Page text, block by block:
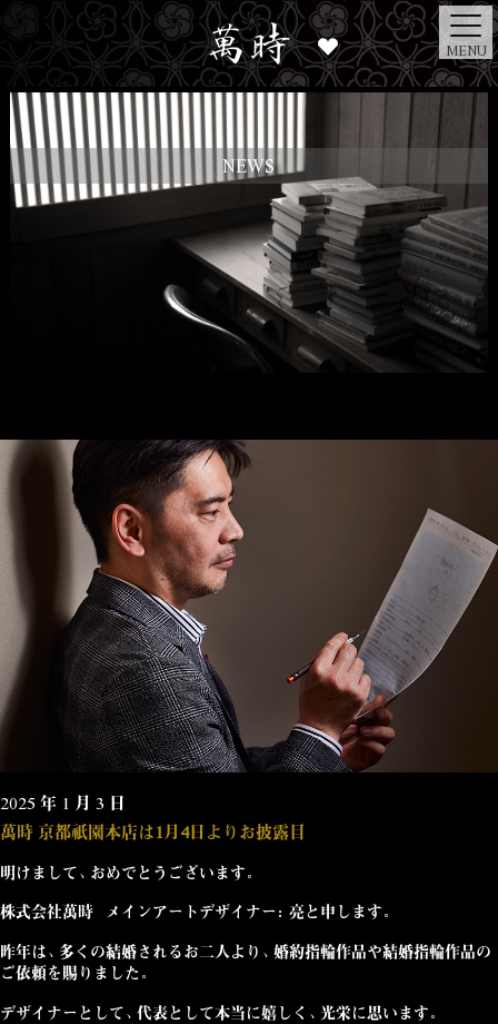
MENU
NEWS
2025 年 1 月 3 日
萬時 京都祇園本店は1月4日よりお披露目
明けまして、おめでとうございます。
株式会社萬時
メインアートデザイナー：亮と申します。
昨年は、多くの結婚されるお二人より、婚約指輪作品や結婚指輪作品の
ご依頼を賜りました。
デザイナーとして、代表として本当に嬉しく、光栄に思います。